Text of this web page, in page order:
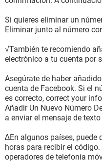
Si quieres eliminar un
Eliminar junto al número
√También te recomiendo
electrónico a tu cuenta por
Asegúrate de haber
cuenta de Facebook. Si el
es correcto, correct your
Añadir Un Nuevo Número
a enviar el mensaje de
∆En algunos países, puede
horas para recibir el
operadores de telefonía